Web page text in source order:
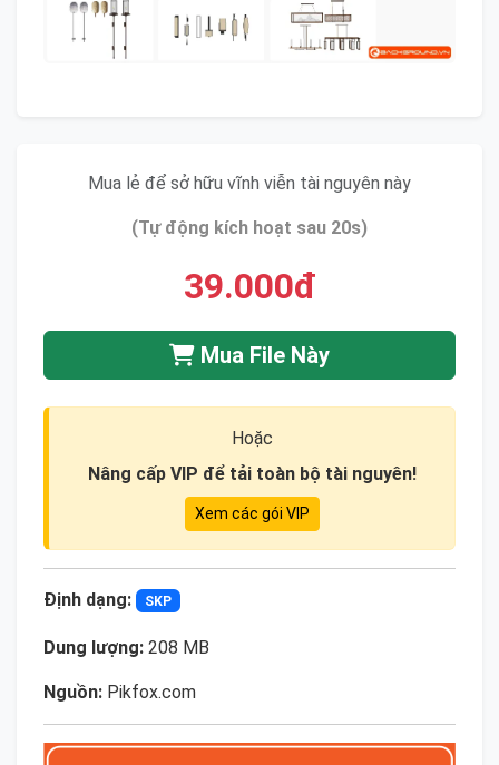
Mua lẻ để sở hữu vĩnh viễn tài nguyên này
(Tự động kích hoạt sau 20s)
39.000đ
Mua File Này
Hoặc
Nâng cấp VIP để tải toàn bộ tài nguyên!
Xem các gói VIP
Định dạng: SKP
Dung lượng: 208 MB
Nguồn: Pikfox.com